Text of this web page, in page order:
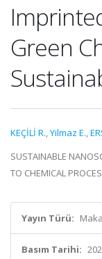
Green
KEÇİLİ R.,Yilmaz E.,
SUSTAINABLE
TO CHEMICAL
Yayın Türü:
Basım Tarihi: